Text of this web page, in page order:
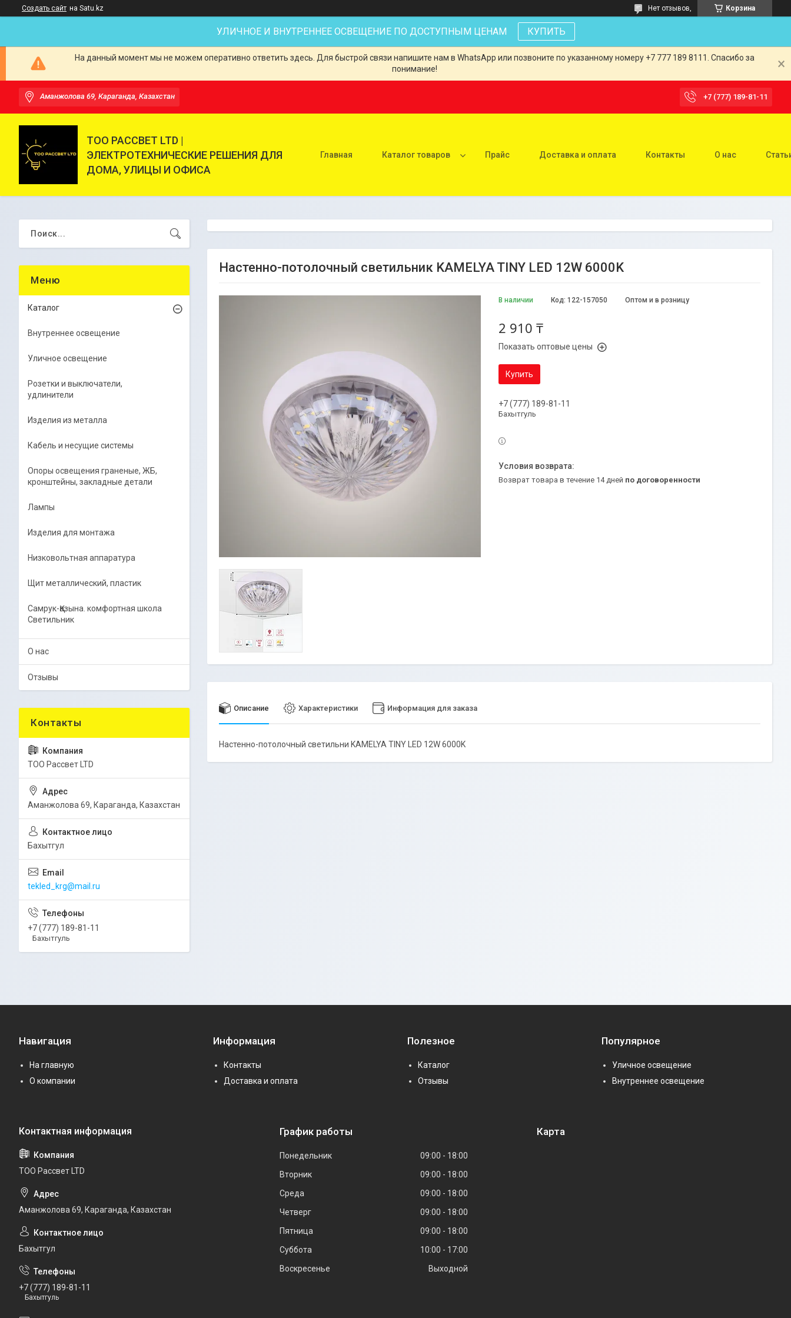
Создать сайт на Satu.kz Корзина
Нет отзывов,
УЛИЧНОЕ И ВНУТРЕННЕЕ ОСВЕЩЕНИЕ ПО ДОСТУПНЫМ ЦЕНАМ КУПИТЬ
На данный момент мы не можем оперативно ответить здесь. Для быстрой связи напишите нам в WhatsApp или позвоните по указанному номеру +7 777 189 8111. Спасибо за
понимание!
Аманжолова 69, Караганда, Казахстан +7 (777) 189-81-11
ТОО РАССВЕТ LTD |
ЭЛЕКТРОТЕХНИЧЕСКИЕ РЕШЕНИЯ ДЛЯ
ДОМА, УЛИЦЫ И ОФИСА
Главная Каталог товаров Прайс Доставка и оплата Контакты О нас
Настенно-потолочный светильник KAMELYA TINY LED 12W 6000K
В наличии Оптом и в розницу
Код: 122-157050
2 910 ₸
Показать оптовые цены
Купить
+7 (777) 189-81-11
Бахытгуль
возврат товара в течение 14 дней по договоренности
Описание Характеристики Информация для заказа
Настенно-потолочный светильни KAMELYA TINY LED 12W 6000K
Каталог
Внутреннее освещение
Уличное освещение
Розетки и выключатели,
удлинители
Изделия из металла
Кабель и несущие системы
Опоры освещения граненые, ЖБ,
кронштейны, закладные детали
Лампы
Изделия для монтажа
Низковольтная аппаратура
Щит металлический, пластик
Самрук-Қазына. комфортная школа
Светильник
О нас
Отзывы
ТОО Рассвет LTD
Аманжолова 69, Караганда, Казахстан
Бахытгул
tekled_krg@mail.ru
+7 (777) 189-81-11
Бахытгуль
Навигация
На главную
О компании
Информация
Контакты
Доставка и оплата
Полезное
Каталог
Отзывы
Популярное
Уличное освещение
Внутреннее освещение
ТОО Рассвет LTD
Аманжолова 69, Караганда, Казахстан
Бахытгул
+7 (777) 189-81-11
Бахытгуль
График работы
Понедельник 09:00
18:00
Вторник
09:00
18:00
Среда
09:00
18:00
Четверг
09:00
18:00
Пятница
09:00
18:00
Суббота
10:00
17:00
Воскресенье
Выходной
Карта